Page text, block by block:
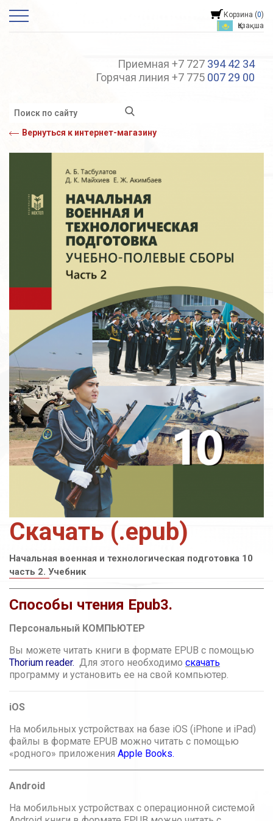
Корзина (0)
Қазақша
Приемная +7 727 394 42 34
Горячая линия +7 775 007 29 00
Вернуться к интернет-магазину
Скачать (.epub)
Начальная военная и технологическая подготовка 10
часть 2. Учебник
Способы чтения Epub3.
Персональный КОМПЬЮТЕР
Вы можете читать книги в формате EPUB с помощью
Thorium reader. Для этого необходимо скачать
программу и установить ее на свой компьютер.
iOS
На мобильных устройствах на базе iOS (iPhone и iPad)
файлы в формате EPUB можно читать с помощью
«родного» приложения Apple Books.
Android
На мобильных устройствах с операционной системой